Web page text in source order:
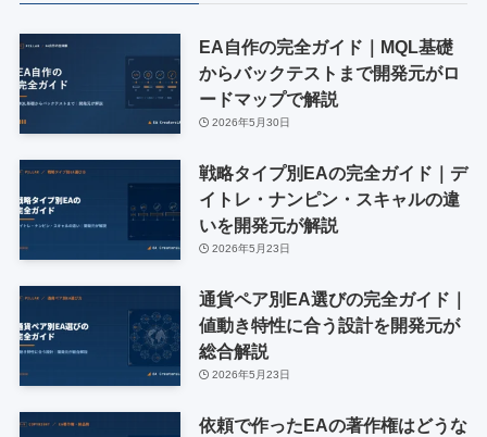
EA自作の完全ガイド｜MQL基礎
からバックテストまで開発元がロ
ードマップで解説
2026年5月30日
戦略タイプ別EAの完全ガイド｜デ
イトレ・ナンピン・スキャルの違
いを開発元が解説
2026年5月23日
通貨ペア別EA選びの完全ガイド｜
値動き特性に合う設計を開発元が
総合解説
2026年5月23日
依頼で作ったEAの著作権はどうな